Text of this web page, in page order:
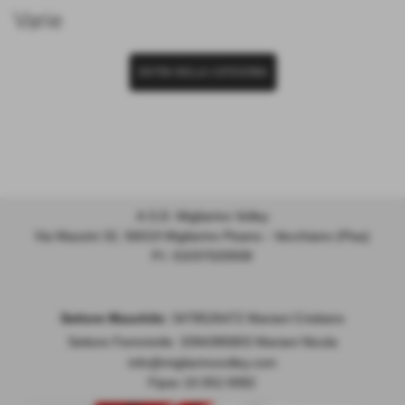
Varie
A.S.D. Migliarino Volley
Via Mazzini 32, 56019 Migliarino Pisano - Vecchiano (Pisa)
Settore Maschile:
3478526472 Mariani Cristiano
Settore Femminile: 3394385803 Mariani Nicola
info@migliarinovolley.com
Fipav 10.052.0082